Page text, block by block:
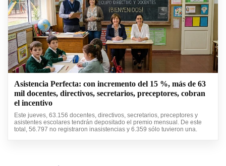
Asistencia Perfecta: con incremento del 15 %, más de 63
mil docentes, directivos, secretarios, preceptores, cobran
el incentivo
Este jueves, 63.156 docentes, directivos, secretarios, preceptores y
asistentes escolares tendrán depositado el premio mensual. De este
total, 56.797 no registraron inasistencias y 6.359 sólo tuvieron una.